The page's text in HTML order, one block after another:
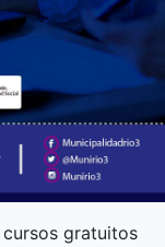
gratuitos